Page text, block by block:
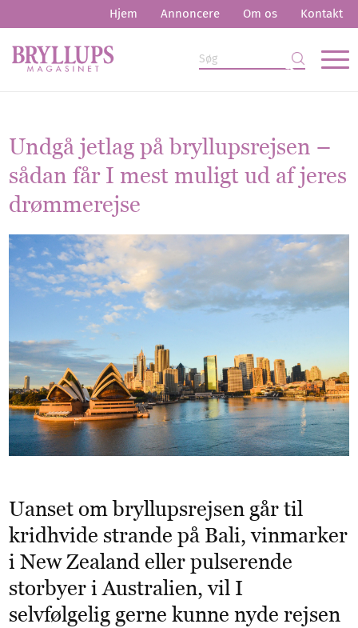
Hjem Annoncere Om os Kontakt
Undgå jetlag på bryllupsrejsen –
sådan får I mest muligt ud af jeres
drømmerejse
Uanset om bryllupsrejsen går til
kridhvide strande på Bali, vinmarker
i New Zealand eller pulserende
storbyer i Australien, vil I
selvfølgelig gerne kunne nyde rejsen